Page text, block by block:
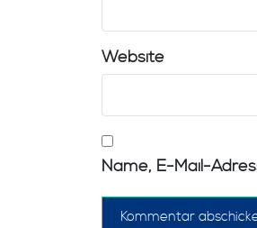
Website
Name, E-Mail-